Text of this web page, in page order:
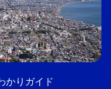
かりガイド